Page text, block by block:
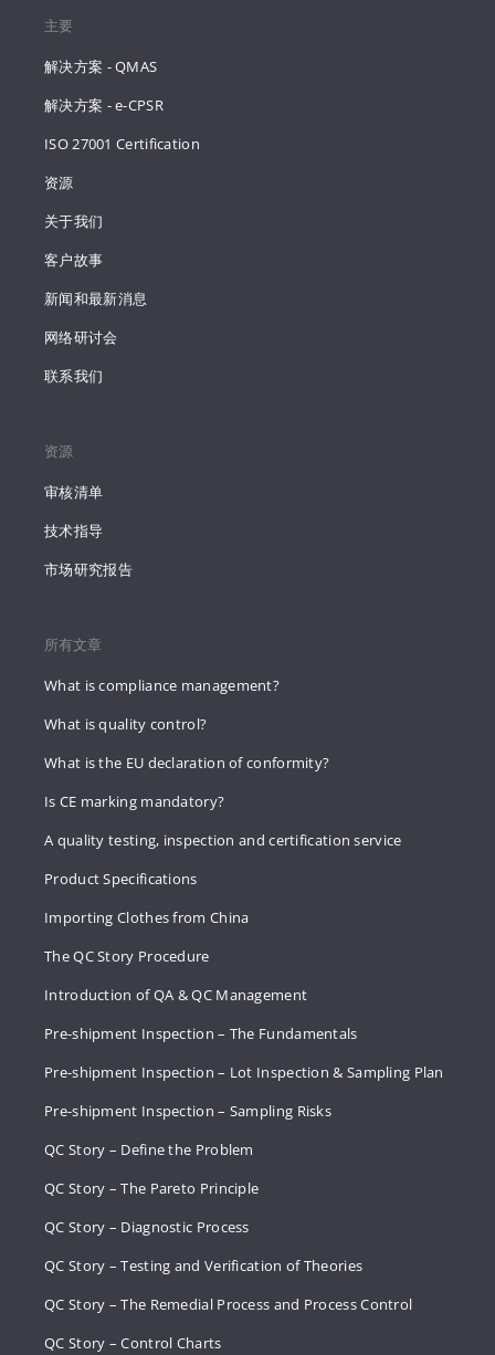
主要
解决方案 - QMAS
解决方案 - e-CPSR
ISO 27001 Certification
资源
关于我们
客户故事
新闻和最新消息
网络研讨会
联系我们
资源
审核清单
技术指导
市场研究报告
所有文章
What is compliance management?
What is quality control?
What is the EU declaration of conformity?
Is CE marking mandatory?
A quality testing, inspection and certification service
Product Specifications
Importing Clothes from China
The QC Story Procedure
Introduction of QA & QC Management
Pre-shipment Inspection – The Fundamentals
Pre-shipment Inspection – Lot Inspection & Sampling Plan
Pre-shipment Inspection – Sampling Risks
QC Story – Define the Problem
QC Story – The Pareto Principle
QC Story – Diagnostic Process
QC Story – Testing and Verification of Theories
QC Story – The Remedial Process and Process Control
QC Story – Control Charts